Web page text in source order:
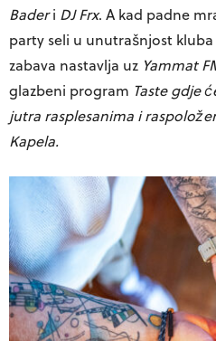
Baderi DJ Frx. A kad padne
party seli u unutrašnjost
zabava nastavlja uz Yammat
glazbeni program Taste gdje
jutra rasplesanima i
Kapela.